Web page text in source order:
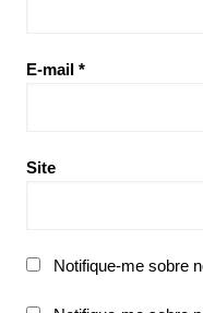
E-mail *
Site
Notifique-me sobre